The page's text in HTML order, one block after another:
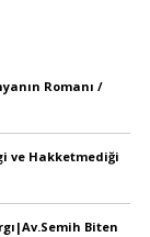
Romanı /
ve Hakketmediği
Biten